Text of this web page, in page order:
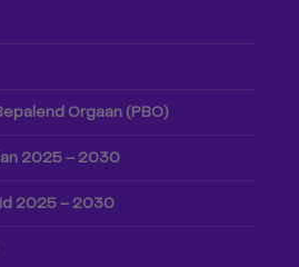
Orgaan (PBO)
2025 – 2030
2025 – 2030